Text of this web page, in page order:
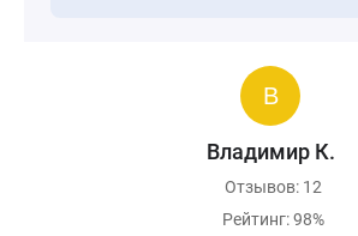
Владимир К.
Отзывов: 12
Рейтинг: 98%